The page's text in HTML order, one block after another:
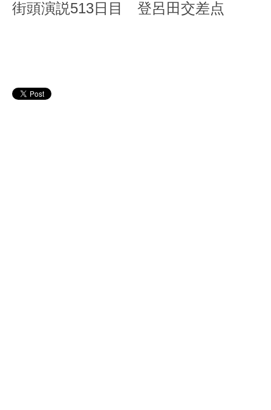
街頭演説513日目 登呂田交差点